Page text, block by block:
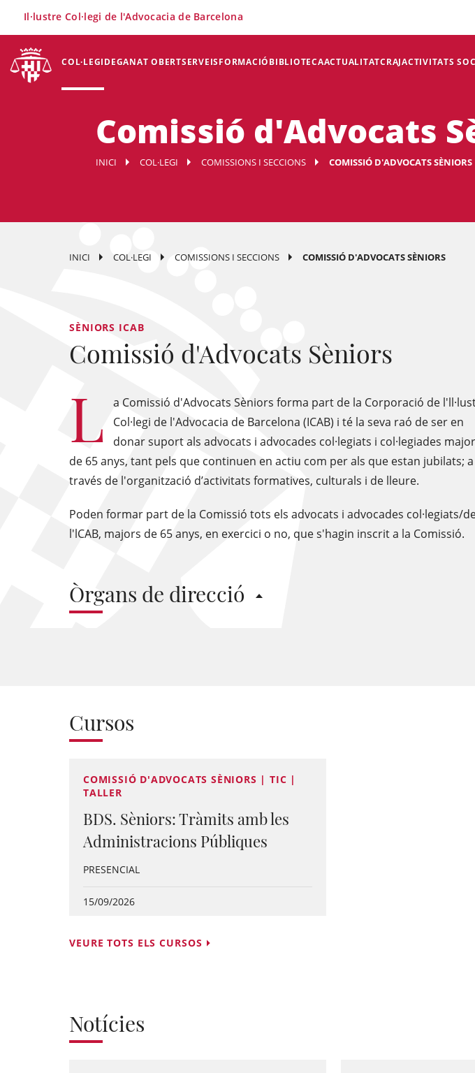
COL·LEGIDEGANAT OBERTSERVEISFORMACIÓBIBLIOTECAACTUALITATCRAJACTIVITATS
Il·lustre Col·legi de l'Advocacia de Barcelona
Comissió d'Advocats
INICI COL·LEGI COMISSIONS I SECCIONS COMISSIÓ D'ADVOCATS SÈNIORS
INICI COL·LEGI COMISSIONS I SECCIONS COMISSIÓ D'ADVOCATS SÈNIORS
SÈNIORS ICAB
Comissió d'Advocats Sèniors
L
a Comissió d'Advocats Sèniors forma part de la Corporació de
Col·legi de l'Advocacia de Barcelona (ICAB) i té la seva raó de ser en
donar suport als advocats i advocades col·legiats i col·legiades
de 65 anys, tant pels que continuen en actiu com per als que estan jubilats; a
través de l'organització d’activitats formatives, culturals i de lleure.
Poden formar part de la Comissió tots els advocats i advocades col·legiats/
l'lCAB, majors de 65 anys, en exercici o no, que s'hagin inscrit a la Comissió.
Òrgans de direcció
Cursos
COMISSIÓ D'ADVOCATS SÈNIORS | TIC |
TALLER
BDS. Sèniors: Tràmits amb les
Administracions Públiques
PRESENCIAL
15/09/2026
VEURE TOTS ELS CURSOS
Notícies